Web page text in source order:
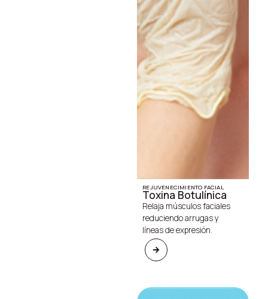
REJUVENECIMIENTO FACIAL
Toxina Botulínica
Relaja músculos faciales
reduciendo arrugas y
líneas de expresión.